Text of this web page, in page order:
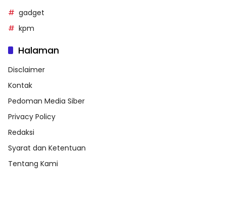
gadget
kpm
Halaman
Disclaimer
Kontak
Pedoman Media Siber
Privacy Policy
Redaksi
Syarat dan Ketentuan
Tentang Kami